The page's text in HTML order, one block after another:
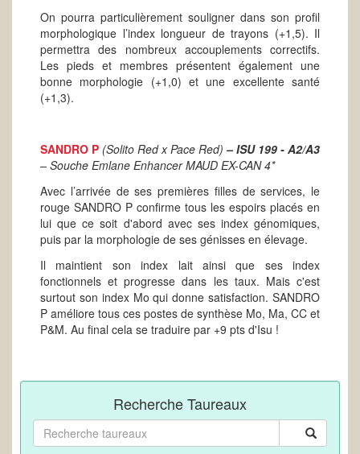
On pourra particulièrement souligner dans son profil
morphologique l’index longueur de trayons (+1,5). Il
permettra des nombreux accouplements correctifs.
Les pieds et membres présentent également une
bonne morphologie (+1,0) et une excellente santé
(+1,3).
SANDRO P (Solito Red x Pace Red) – ISU 199 - A2/A3
– Souche Emlane Enhancer MAUD EX-CAN 4*
Avec l’arrivée de ses premières filles de services, le
rouge SANDRO P confirme tous les espoirs placés en
lui que ce soit d'abord avec ses index génomiques,
puis par la morphologie de ses génisses en élevage.
Il maintient son index lait ainsi que ses index
fonctionnels et progresse dans les taux. Mais c'est
surtout son index Mo qui donne satisfaction. SANDRO
P améliore tous ces postes de synthèse Mo, Ma, CC et
P&M. Au final cela se traduire par +9 pts d'Isu !
Recherche Taureaux